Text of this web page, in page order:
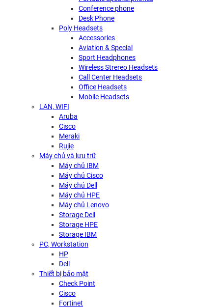
Conference phone
Desk Phone
Poly Headsets
Accessories
Aviation & Special
Sport Headphones
Wireless Strereo Headsets
Call Center Headsets
Office Headsets
Mobile Headsets
LAN, WIFI
Aruba
Cisco
Meraki
Rujie
Máy chủ và lưu trữ
Máy chủ IBM
Máy chủ Cisco
Máy chủ Dell
Máy chủ HPE
Máy chủ Lenovo
Storage Dell
Storage HPE
Storage IBM
PC, Workstation
HP
Dell
Thiết bị bảo mật
Check Point
Cisco
Fortinet